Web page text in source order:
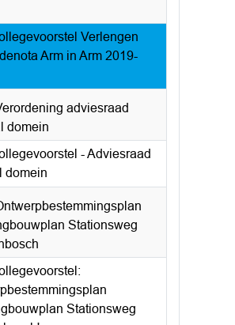
Verlengen
Arm in Arm 2019-
adviesraad
domein
- Adviesraad
domein
Stationsweg
Stationsweg